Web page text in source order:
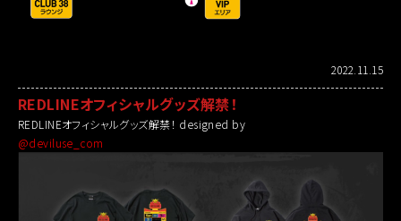
2022.11.15
REDLINEオフィシャルグッズ解禁！
REDLINEオフィシャルグッズ解禁！ designed by
@deviluse_com